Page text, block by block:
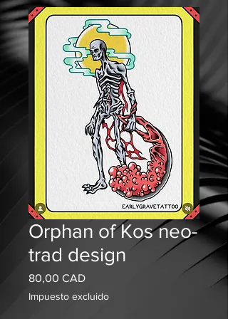
Orphan of Kos neo-
trad design
80,00 CADPrecio
Impuesto excluido